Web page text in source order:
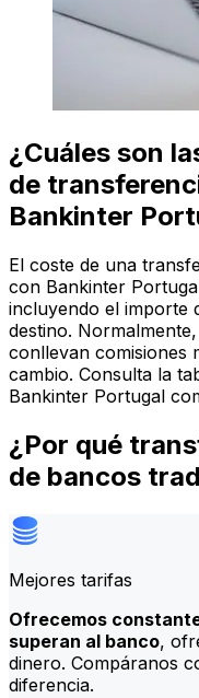
¿Cuáles son
de
Bankinter
El coste de una
con Bankinter
incluyendo el importe
destino.
conllevan comisiones
cambio. Consulta la
Bankinter Portugal
¿Por qué
de bancos
Mejores tarifas
Ofrecemos
superan al banco,
dinero. Compáranos
diferencia.